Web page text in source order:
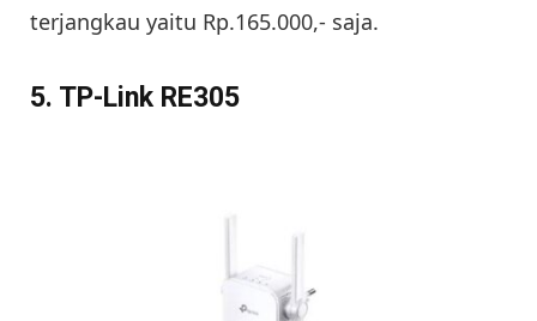
terjangkau yaitu Rp.165.000,- saja.
5. TP-Link RE305